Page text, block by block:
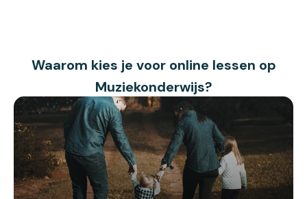
Waarom kies je voor online lessen op
Muziekonderwijs?